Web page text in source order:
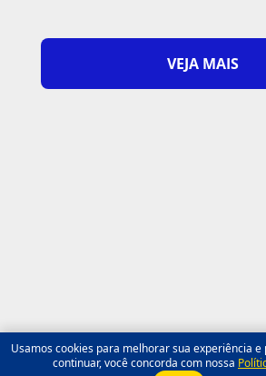
VEJA MAIS
Usamos cookies para melhorar sua experiência
continuar, você concorda com nossa